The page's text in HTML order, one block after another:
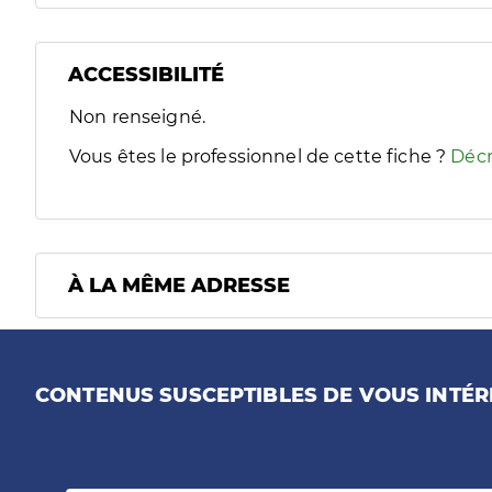
ACCESSIBILITÉ
Filtres
Sélectionnez un ou plusieurs handicaps/besoins
Non renseigné.
Vous êtes le professionnel de cette fiche ?
À LA MÊME ADRESSE
CONTENUS SUSCEPTIBLES DE VOUS